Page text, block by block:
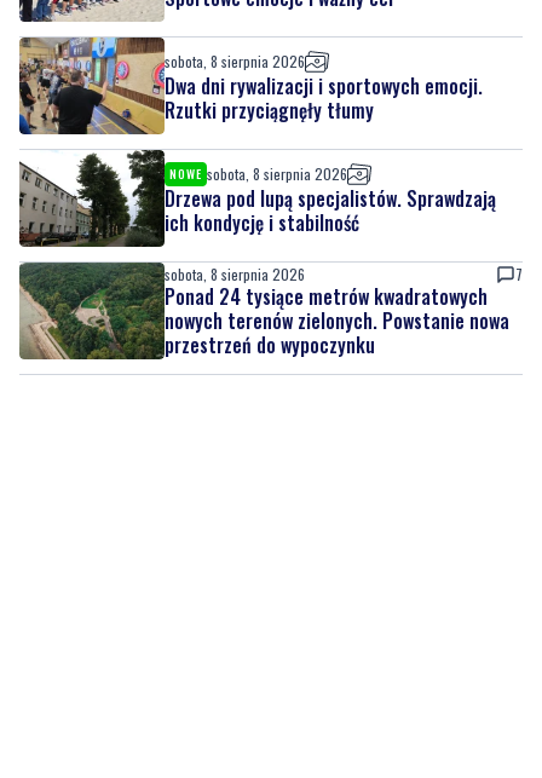
sobota, 8 sierpnia 2026
Nad morzem zmierzyli się najsilniejsi.
Sportowe emocje i ważny cel
sobota, 8 sierpnia 2026
Dwa dni rywalizacji i sportowych emocji.
Rzutki przyciągnęły tłumy
NOWE sobota, 8 sierpnia 2026
Drzewa pod lupą specjalistów. Sprawdzają
ich kondycję i stabilność
sobota, 8 sierpnia 2026
Ponad 24 tysiące metrów kwadratowych